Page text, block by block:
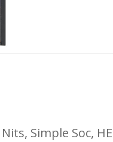
Simple Soc,